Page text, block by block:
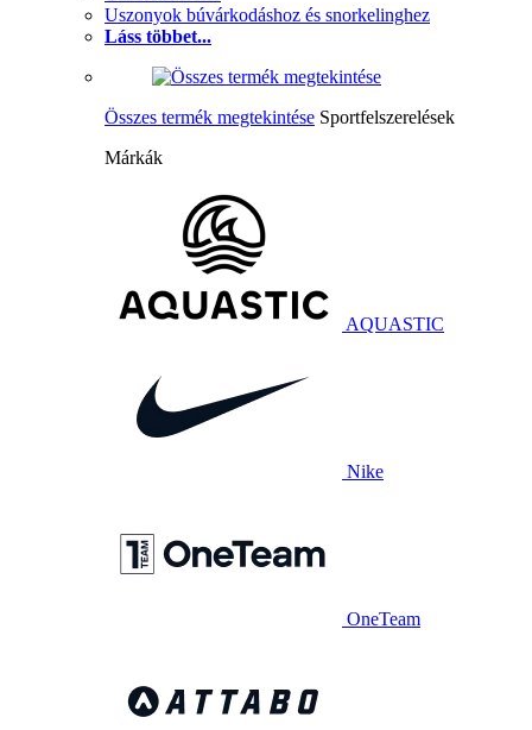
Uszonyok búvárkodáshoz és snorkelinghez
Láss többet...
Összes termék megtekintése Sportfelszerelések
Márkák
AQUASTIC
Nike
OneTeam